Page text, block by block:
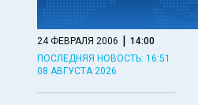
24 ФЕВРАЛЯ 2006 | 14:00
ПОСЛЕДНЯЯ НОВОСТЬ: 16:51
08 АВГУСТА 2026